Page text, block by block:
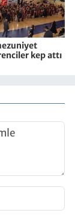
kep attı